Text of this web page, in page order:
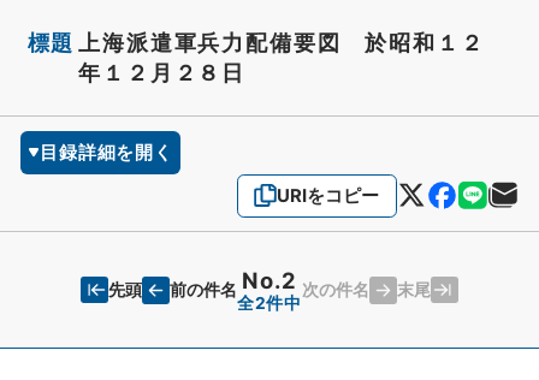
標題
上海派遣軍兵力配備要図 於昭和１２
年１２月２８日
目録詳細を開く
URIをコピー
先頭 前の件名 No.2
全2件中
次の件名 末尾